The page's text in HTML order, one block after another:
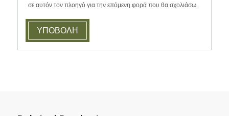
σε αυτόν τον πλοηγό για την επόμενη φορά που θα σχολιάσω.